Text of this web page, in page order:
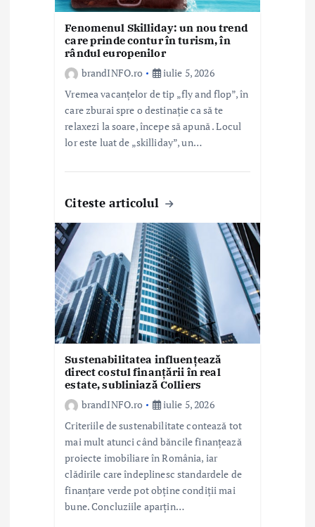
Fenomenul Skilliday: un nou trend
care prinde contur în turism, în
rândul europenilor
brandINFO.ro
iulie 5, 2026
Vremea vacanțelor de tip „fly and flop”, în
care zburai spre o destinație ca să te
relaxezi la soare, începe să apună . Locul
lor este luat de „skilliday”, un…
Citeste articolul
Sustenabilitatea influențează
direct costul finanțării în real
estate, subliniază Colliers
brandINFO.ro
iulie 5, 2026
Criteriile de sustenabilitate contează tot
mai mult atunci când băncile finanțează
proiecte imobiliare în România, iar
clădirile care îndeplinesc standardele de
finanțare verde pot obține condiții mai
bune. Concluziile aparțin…